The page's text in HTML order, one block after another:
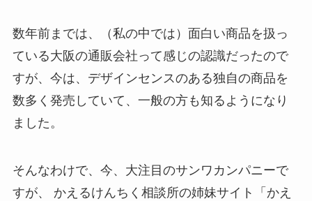
数年前までは、（私の中では）面白い商品を扱っ
ている大阪の通販会社って感じの認識だったので
すが、今は、デザインセンスのある独自の商品を
数多く発売していて、一般の方も知るようになり
ました。
そんなわけで、今、大注目のサンワカンパニーで
すが、 かえるけんちく相談所の姉妹サイト「かえ